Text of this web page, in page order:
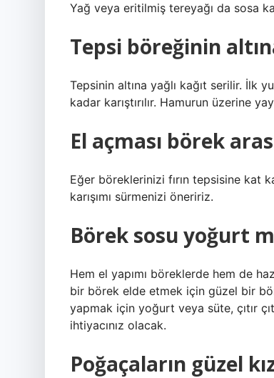
Yağ veya eritilmiş tereyağı da sosa
Tepsi böreğinin
Tepsinin altına yağlı kağıt serilir. İlk
kadar karıştırılır. Hamurun üzerine
El açması börek
Eğer böreklerinizi fırın tepsisine kat
karışımı sürmenizi öneririz.
Börek sosu yoğurt
Hem el yapımı böreklerde hem de
bir börek elde etmek için güzel bir
yapmak için yoğurt veya süte, çıtır
ihtiyacınız olacak.
Poğaçaların güzel